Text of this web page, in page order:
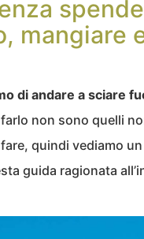
mangiare
di andare a sciare
non sono quelli
quindi vediamo
guida ragionata